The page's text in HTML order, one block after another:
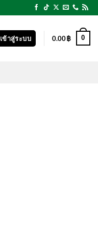
เข้าสู่ระบบ 0.00฿ 0